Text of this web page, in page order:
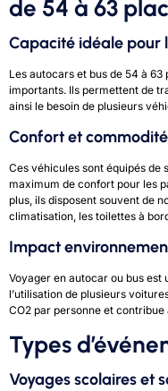
de 54 à 63
Capacité idéale pour
Les autocars et bus de 54 à
importants. Ils permettent de
ainsi le besoin de plusieurs
Confort et
Ces véhicules sont équipés de
maximum de confort pour les
plus, ils disposent souvent de
climatisation, les toilettes à
Impact
Voyager en autocar ou bus est
l’utilisation de plusieurs
CO2 par personne et
Types
Voyages scolaires et